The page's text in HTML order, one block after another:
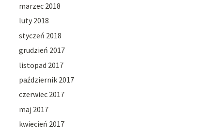
marzec 2018
luty 2018
styczeń 2018
grudzień 2017
listopad 2017
październik 2017
czerwiec 2017
maj 2017
kwiecień 2017